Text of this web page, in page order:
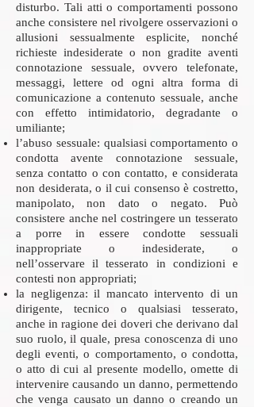
disturbo. Tali atti o comportamenti possono
anche consistere nel rivolgere osservazioni o
allusioni sessualmente esplicite, nonché
richieste indesiderate o non gradite aventi
connotazione sessuale, ovvero telefonate,
messaggi, lettere od ogni altra forma di
comunicazione a contenuto sessuale, anche
con effetto intimidatorio, degradante o
umiliante;
l’abuso sessuale: qualsiasi comportamento o
condotta avente connotazione sessuale,
senza contatto o con contatto, e considerata
non desiderata, o il cui consenso è costretto,
manipolato, non dato o negato. Può
consistere anche nel costringere un tesserato
a porre in essere condotte sessuali
inappropriate o indesiderate, o
nell’osservare il tesserato in condizioni e
contesti non appropriati;
la negligenza: il mancato intervento di un
dirigente, tecnico o qualsiasi tesserato,
anche in ragione dei doveri che derivano dal
suo ruolo, il quale, presa conoscenza di uno
degli eventi, o comportamento, o condotta,
o atto di cui al presente modello, omette di
intervenire causando un danno, permettendo
che venga causato un danno o creando un